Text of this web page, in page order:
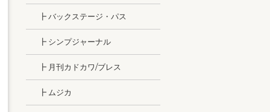
┣ バックステージ・パス
┣ シンプジャーナル
┣ 月刊カドカワ/ブレス
┣ ムジカ